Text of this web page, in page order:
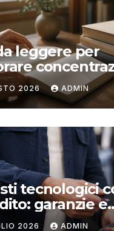
leggere per
2026 ADMIN
tecnologici
garanzie e
2026 ADMIN